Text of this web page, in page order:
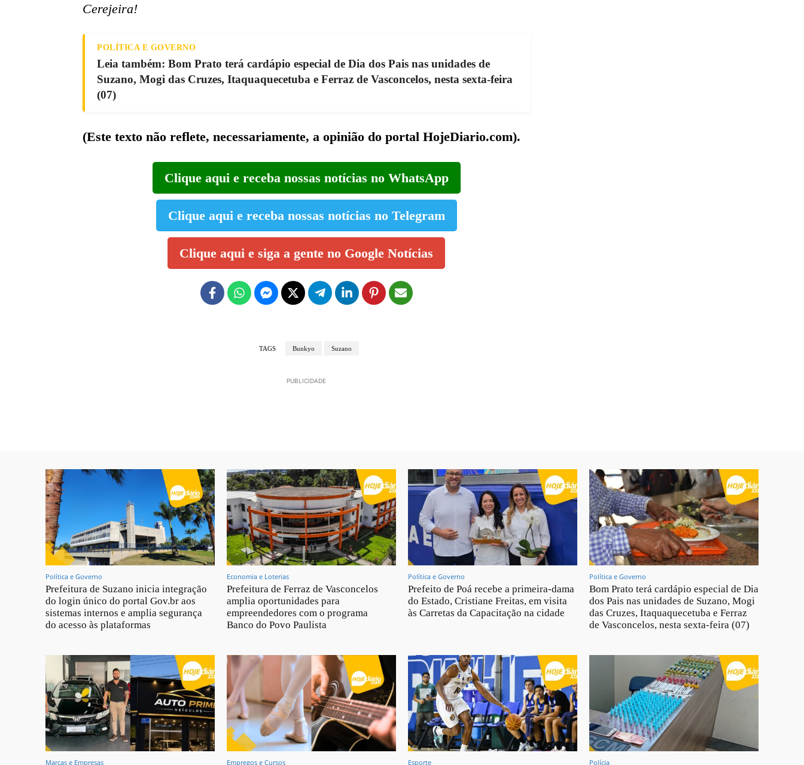
Cerejeira!
POLÍTICA E GOVERNO
Leia também: Bom Prato terá cardápio especial de Dia dos Pais nas unidades de
Suzano, Mogi das Cruzes, Itaquaquecetuba e Ferraz de Vasconcelos, nesta sexta-feira
(07)
(Este texto não reflete, necessariamente, a opinião do portal HojeDiario.com).
Clique aqui e receba nossas notícias no WhatsApp
Clique aqui e receba nossas notícias no Telegram
Clique aqui e siga a gente no Google Notícias
TAGS Bunkyo Suzano
PUBLICIDADE
Política e Governo
Prefeitura de Suzano inicia integração
do login único do portal Gov.br aos
sistemas internos e amplia segurança
do acesso às plataformas
Economia e Loterias
Prefeitura de Ferraz de Vasconcelos
amplia oportunidades para
empreendedores com o programa
Banco do Povo Paulista
Política e Governo
Prefeito de Poá recebe a primeira-dama
do Estado, Cristiane Freitas, em visita
às Carretas da Capacitação na cidade
Política e Governo
Bom Prato terá cardápio especial de Dia
dos Pais nas unidades de Suzano, Mogi
das Cruzes, Itaquaquecetuba e Ferraz
de Vasconcelos, nesta sexta-feira (07)
Marcas e Empresas Empregos e Cursos Esporte Polícia